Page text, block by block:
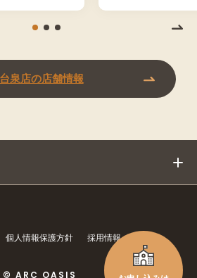
泉店の店舗情報
個人情報保護方針 採用情報
© ARC OASIS